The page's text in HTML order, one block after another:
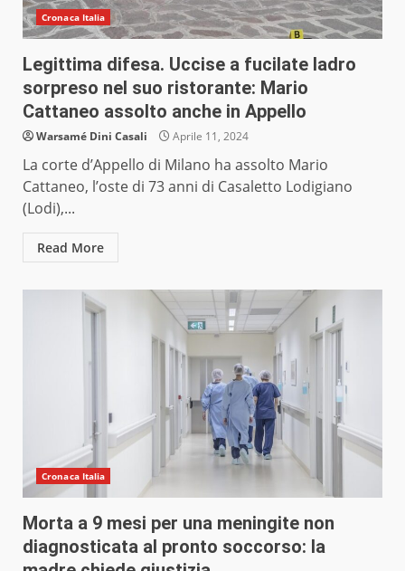
Cronaca Italia
Legittima difesa. Uccise a fucilate ladro
sorpreso nel suo ristorante: Mario
Cattaneo assolto anche in Appello
Warsamé Dini Casali Aprile 11, 2024
La corte d’Appello di Milano ha assolto Mario
Cattaneo, l’oste di 73 anni di Casaletto Lodigiano
(Lodi),...
Read More
Cronaca Italia
Morta a 9 mesi per una meningite non
diagnosticata al pronto soccorso: la